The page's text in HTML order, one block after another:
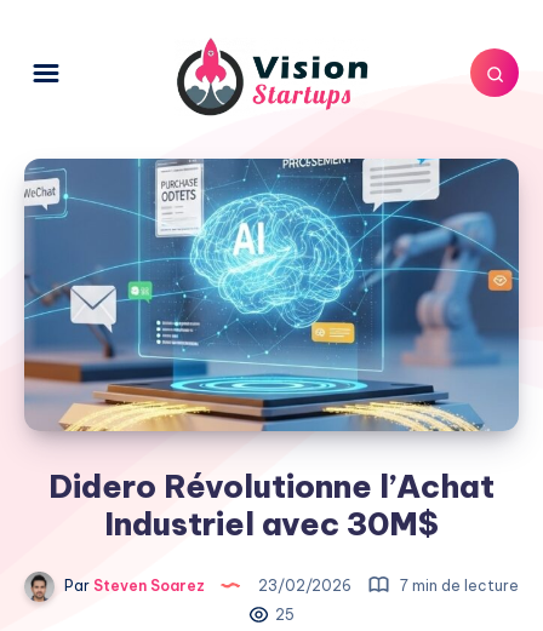
Didero Révolutionne l’Achat
Industriel avec 30M$
Par Steven Soarez 23/02/2026
7 min de lecture
25